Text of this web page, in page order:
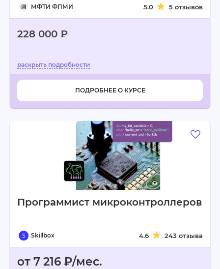
МФТИ ФПМИ 5.0 5 отзывов
228 000 ₽
ПОДРОБНЕЕ О КУРСЕ
Программист микроконтролле­ров
Skillbox 4.6 243 отзыва
от 7 216 ₽/мес.